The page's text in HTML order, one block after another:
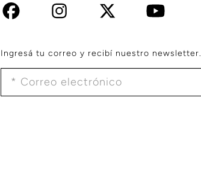
Ingresá tu correo y recibí nuestro newsletter.